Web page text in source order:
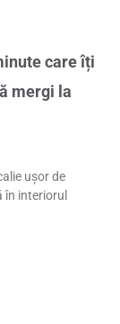
care îți
mergi la
ușor de
în interiorul